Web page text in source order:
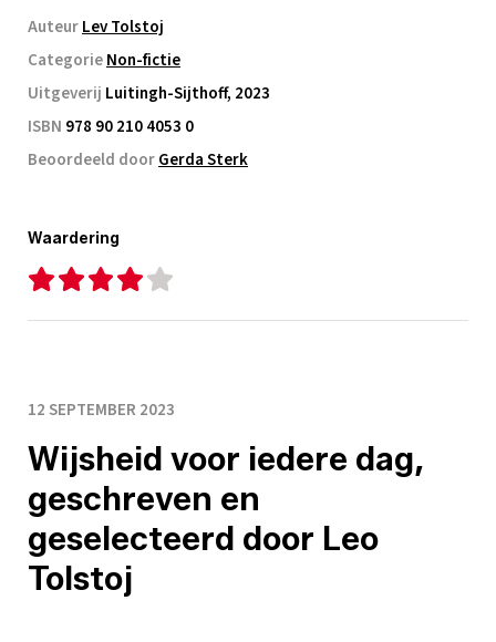
AuteurLev Tolstoj
CategorieNon-fictie
Uitgeverij Luitingh-Sijthoff, 2023
ISBN 978 90 210 4053 0
Beoordeeld doorGerda Sterk
Waardering
12 SEPTEMBER 2023
Wijsheid voor iedere dag,
geschreven en
geselecteerd door Leo
Tolstoj